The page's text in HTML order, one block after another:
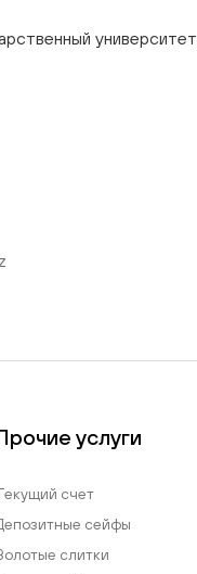
университет
услуги
счет
сейфы
слитки